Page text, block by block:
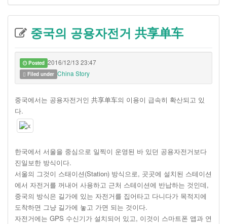
중국의 공용자전거 共享单车
Posted 2016/12/13 23:47
Filed under China Story
중국에서는 공용자전거인 共享单车의 이용이 급속히 확산되고 있
다.
한국에서 서울을 중심으로 일찍이 운영된 바 있던 공용자전거보다
진일보한 방식이다.
서울의 그것이 스태이션(Station) 방식으로, 곳곳에 설치된 스테이션
에서 자전거를 꺼내어 사용하고 근처 스테이션에 반납하는 것인데,
중국의 방식은 길가에 있는 자전거를 집어타고 다니다가 목적지에
도착하면 그냥 길가에 놓고 가면 되는 것이다.
자전거에는 GPS 수신기가 설치되어 있고, 이것이 스마트폰 앱과 연